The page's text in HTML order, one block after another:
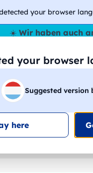
your browser
your browser
Suggested version
here
☀️ Wir haben auch
Sweatshirts Mann
Lieferung